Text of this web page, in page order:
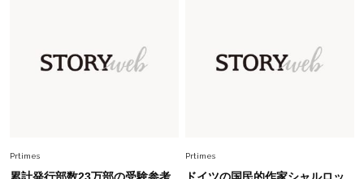
幸福感”に目が向いた」ライフスタイルも、服も
Prtimes Prtimes